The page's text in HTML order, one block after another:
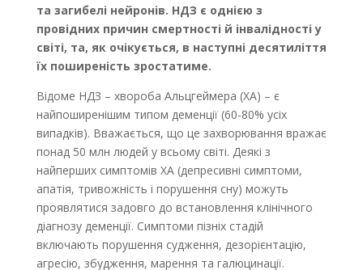
та загибелі нейронів. НДЗ є однією з
провідних причин смертності й інвалідності у
світі, та, як очікується, в наступні десятиліття
їх поширеність зростатиме.
Відоме НДЗ – хвороба Альцгеймера (ХА) – є
найпоширенішим типом деменції (60-80% усіх
випадків). Вважається, що це захворювання вражає
понад 50 млн людей у всьому світі. Деякі з
найперших симптомів ХА (депресивні симптоми,
апатія, тривожність і порушення сну) можуть
проявлятися задовго до встановлення клінічного
діагнозу деменції. Симптоми пізніх стадій
включають порушення судження, дезорієнтацію,
агресію, збудження, марення та галюцинації.